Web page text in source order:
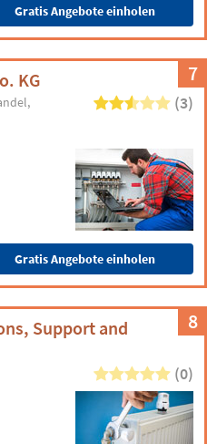
Gratis Angebote einholen
7
KG
(3)
Gratis Angebote einholen
8
Support and
(0)